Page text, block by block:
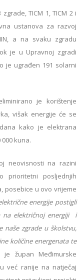
TICM 1, TICM 2 i
ustanova za razvoj
a na svaku zgradu
je u Upravnoj zgradi
je ugrađen 191 solarni
je korištenje
višak energije će se
kako je elektrana
kuna.
neovisnosti na razini
prioritetni posljednjih
posebice u ovo vrijeme
energije postigli
na električnoj energiji i
naše zgrade u školstvu,
količine energenata te
je župan Međimurske
već ranije na natječaj